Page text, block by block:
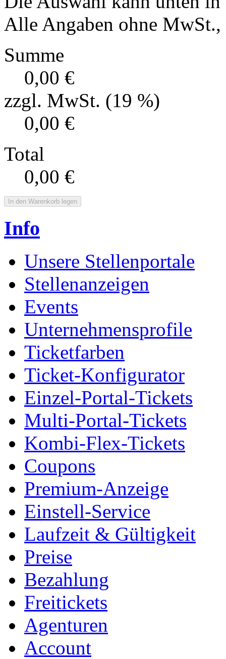
Alle Angaben ohne MwSt.,
Summe
0,00 €
zzgl. MwSt. (19 %)
0,00 €
Total
0,00 €
In den Warenkorb legen
Info
Unsere Stellenportale
Stellenanzeigen
Events
Unternehmensprofile
Ticketfarben
Ticket-Konfigurator
Einzel-Portal-Tickets
Multi-Portal-Tickets
Kombi-Flex-Tickets
Coupons
Premium-Anzeige
Einstell-Service
Laufzeit & Gültigkeit
Preise
Bezahlung
Freitickets
Agenturen
Account